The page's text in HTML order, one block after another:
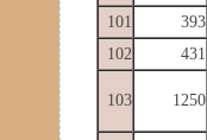
101
393
102
431
103 1250